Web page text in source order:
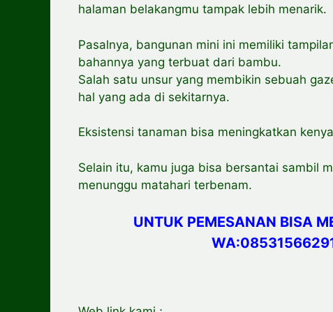
halaman belakangmu tampak lebih menarik.
Pasalnya, bangunan mini ini memiliki
bahannya yang terbuat dari bambu.
Salah satu unsur yang membikin sebuah
hal yang ada di sekitarnya.
Eksistensi tanaman bisa meningkatkan
Selain itu, kamu juga bisa bersantai sambil
menunggu matahari terbenam.
UNTUK PEMESANAN BISA